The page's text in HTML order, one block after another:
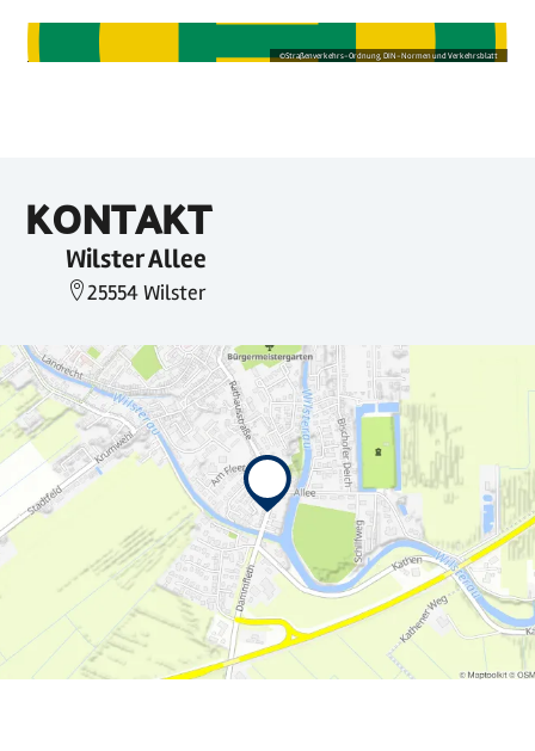
©Straßenverkehrs-Ordnung, DIN-Normen und Verkehrsblatt
KONTAKT
Wilster Allee
25554 Wilster